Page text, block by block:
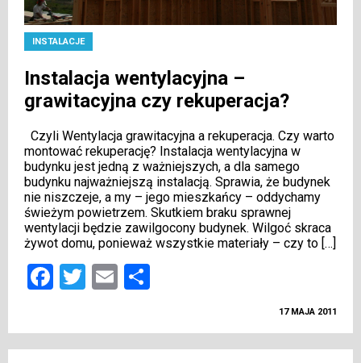
INSTALACJE
Instalacja wentylacyjna –
grawitacyjna czy rekuperacja?
Czyli Wentylacja grawitacyjna a rekuperacja. Czy warto
montować rekuperację? Instalacja wentylacyjna w
budynku jest jedną z ważniejszych, a dla samego
budynku najważniejszą instalacją. Sprawia, że budynek
nie niszczeje, a my – jego mieszkańcy – oddychamy
świeżym powietrzem. Skutkiem braku sprawnej
wentylacji będzie zawilgocony budynek. Wilgoć skraca
żywot domu, ponieważ wszystkie materiały – czy to […]
Facebook
Twitter
Email
17 MAJA 2011